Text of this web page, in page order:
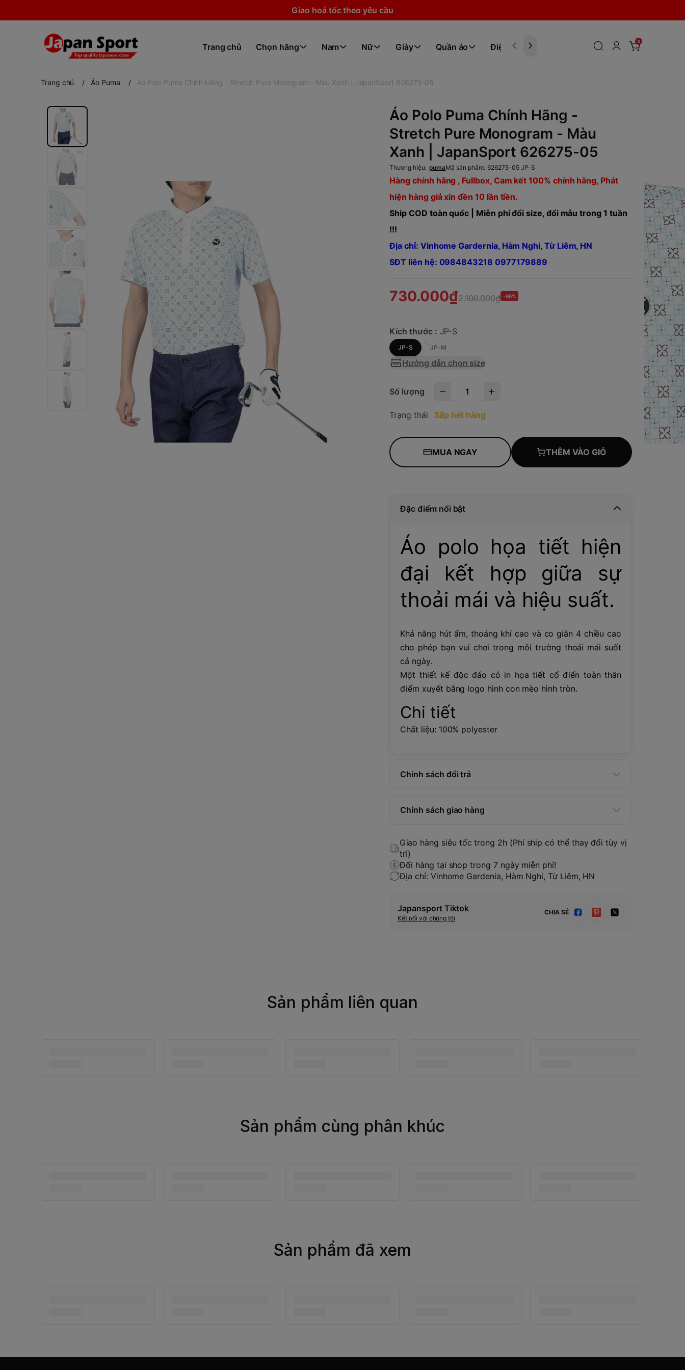
Giao hoả tốc theo yêu cầu
Trang chủ Chọn hãng Nam Nữ Giày Quần áo Điện tử
0
Trang chủ / Áo Puma / Áo Polo Puma Chính Hãng - Stretch Pure Monogram - Màu Xanh | JapanSport 626275-05
Áo Polo Puma Chính Hãng -
Stretch Pure Monogram - Màu
Xanh | JapanSport 626275-05
Thương hiệu: pumaMã sản phẩm: 626275-05 JP-S
Hàng chính hãng , Fullbox, Cam kết 100% chính hãng, Phát
hiện hàng giả xin đền 10 lần tiền.
Ship COD toàn quốc | Miễn phí đổi size, đổi mẫu trong 1 tuần
!!!
Địa chỉ: Vinhome Gardernia, Hàm Nghi, Từ Liêm, HN
SĐT liên hệ: 0984843218 0977179889
730.000₫2.100.000₫ -66%
Kích thước : JP-S
JP-S JP-M
Hướng dẫn chọn size
Số lượng
Trạng thái Sắp hết hàng
MUA NGAY THÊM VÀO GIỎ
Đặc điểm nổi bật
Áo polo họa tiết hiện
đại kết hợp giữa sự
thoải mái và hiệu suất.
Khả năng hút ẩm, thoáng khí cao và co giãn 4 chiều cao
cho phép bạn vui chơi trong môi trường thoải mái suốt
cả ngày.
Một thiết kế độc đáo có in họa tiết cổ điển toàn thân
điểm xuyết bằng logo hình con mèo hình tròn.
Chi tiết
Chất liệu: 100% polyester
Chính sách đổi trả
Chính sách giao hàng
Giao hàng siêu tốc trong 2h (Phí ship có thể thay đổi tùy vị
trí)
Đổi hàng tại shop trong 7 ngày miễn phí!
Địa chỉ: Vinhome Gardenia, Hàm Nghi, Từ Liêm, HN
Japansport Tiktok
Kết nối với chúng tôi
CHIA SẺ
Sản phẩm liên quan
Sản phẩm cùng phân khúc
Sản phẩm đã xem